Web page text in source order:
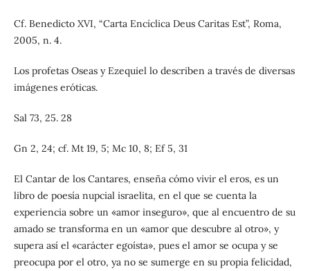
Cf. Benedicto XVI, “Carta Encíclica Deus Caritas Est”, Roma,
2005, n. 4.
Los profetas Oseas y Ezequiel lo describen a través de diversas
imágenes eróticas.
Sal 73, 25. 28
Gn 2, 24; cf. Mt 19, 5; Mc 10, 8; Ef 5, 31
El Cantar de los Cantares, enseña cómo vivir el eros, es un
libro de poesía nupcial israelita, en el que se cuenta la
experiencia sobre un «amor inseguro», que al encuentro de su
amado se transforma en un «amor que descubre al otro», y
supera así el «carácter egoísta», pues el amor se ocupa y se
preocupa por el otro, ya no se sumerge en su propia felicidad,